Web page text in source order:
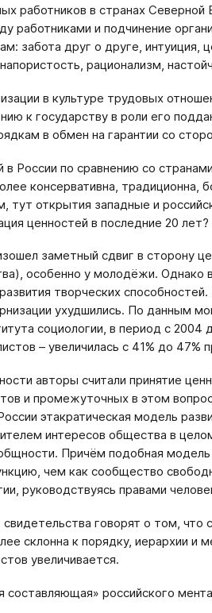
работников в странах Северной
работниками и подчинение
забота друг о друге,
рационализм,
в культуре трудовых
к государству в роли его
в обмен на гарантии со
России по сравнению со
консервативна, традиционна,
тут открытия западные и
ценностей в последние 20
заметный сдвиг в сторону
особенно у молодёжи. Однако
творческих
ухудшились. По данным
социологии, в период с
– увеличилась с 41% до
авторы считали принятие
и промежуточных в этом
этакратическая модель
интересов общества в
Причём подобная
чем как сообщество
руководствуясь правами
говорят о том, что
склонна к порядку, иерархии
увеличивается.
составляющая» российского